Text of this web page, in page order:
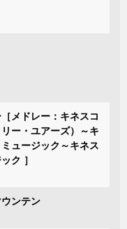
メドレー：キネスコ
ー・ユアーズ）～キ
ュージック～キネス
ク ］
ンテン